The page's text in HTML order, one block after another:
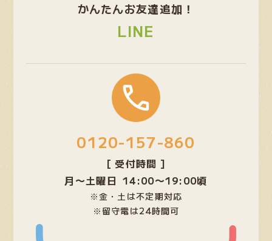
かんたんお友達追加！
LINE
0120-157-860
[ 受付時間 ]
月〜土曜日 14:00〜19:00頃
※金・土は不定期対応
※留守電は24時間可